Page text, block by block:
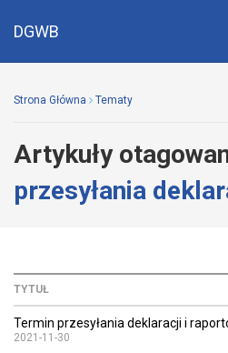
DGWB
Strona Główna Tematy
Artykuły
przesyłania
TYTUŁ
Termin przesyłania deklaracji i
2021-11-30